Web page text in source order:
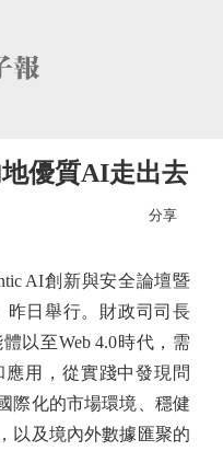
優質AI走出去
分享
AI創新與安全論壇暨
昨日舉行。財政司司長
以至Web 4.0時代，需
用，從實踐中發現問
際化的市場環境、穩健
以及境內外數據匯聚的